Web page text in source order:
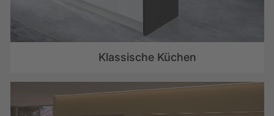
Klassische Küchen